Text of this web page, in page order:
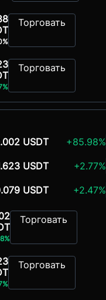
Торговать
Торговать
USDT +85.98%
USDT +2.77%
USDT +2.47%
Торговать
Торговать